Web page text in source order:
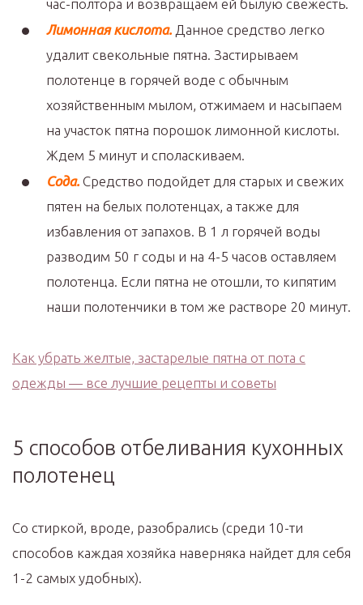
час-полтора и возвращаем ей былую свежесть.
Лимонная кислота. Данное средство легко
удалит свекольные пятна. Застирываем
полотенце в горячей воде с обычным
хозяйственным мылом, отжимаем и насыпаем
на участок пятна порошок лимонной кислоты.
Ждем 5 минут и споласкиваем.
Сода. Средство подойдет для старых и свежих
пятен на белых полотенцах, а также для
избавления от запахов. В 1 л горячей воды
разводим 50 г соды и на 4-5 часов оставляем
полотенца. Если пятна не отошли, то кипятим
наши полотенчики в том же растворе 20 минут.
Как убрать желтые, застарелые пятна от пота с
одежды — все лучшие рецепты и советы
5 способов отбеливания кухонных
полотенец
Со стиркой, вроде, разобрались (среди 10-ти
способов каждая хозяйка наверняка найдет для себя
1-2 самых удобных).